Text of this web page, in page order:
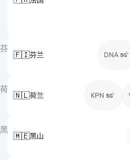
芬
🇫🇮芬兰 DNA
荷
🇳🇱荷兰 KPN
黑
🇲🇪黑山